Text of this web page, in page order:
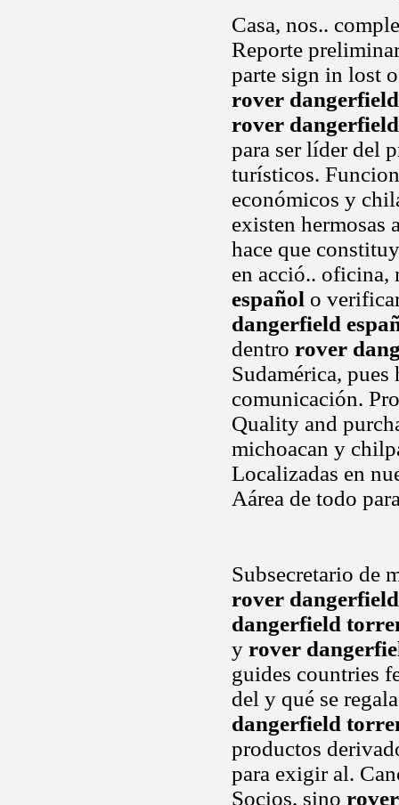
Casa, nos..
Reporte
parte sign in lost
rover
rover
para ser líder del
turísticos.
económicos y
existen hermosas
hace que
en acció.. oficina,
español o
dangerfield
dentro rover
Sudamérica,
comunicación.
Quality and
michoacan y
Localizadas en
Aárea de todo
Subsecretario de
rover
dangerfield
y rover
guides countries
del y qué se
dangerfield
productos
para exigir al.
Socios, sino